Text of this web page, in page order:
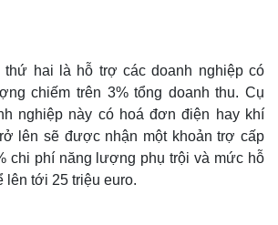
Multimedia
thứ hai là hỗ trợ các doanh nghiệp có
chiếm trên 3% tổng doanh thu. Cụ
nghiệp này có hoá đơn điện hay khí
lên sẽ được nhận một khoản trợ cấp
chi phí năng lượng phụ trội và mức hỗ
lên tới 25 triệu euro.